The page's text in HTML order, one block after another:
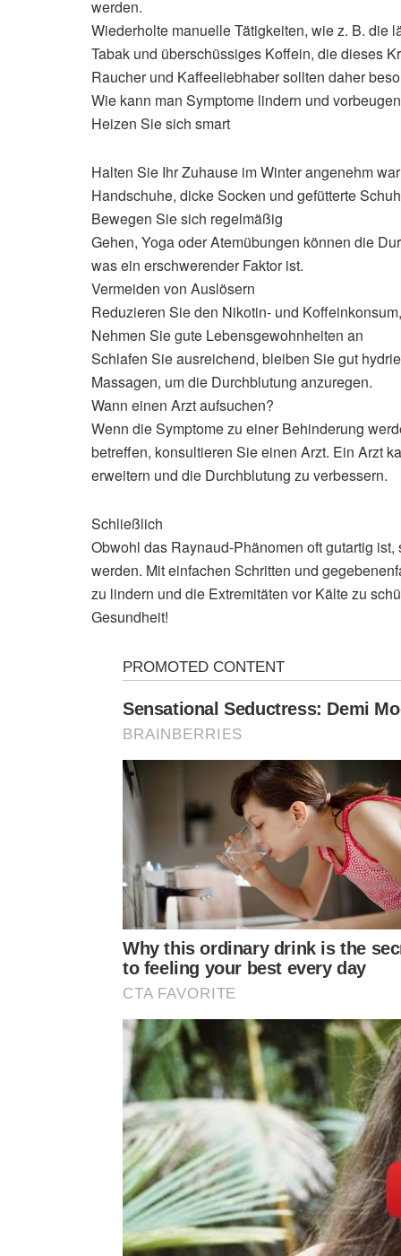
werden.
Wiederholte manuelle Tätigkeiten, wie z. B. die
Tabak und überschüssiges Koffein, die dieses
Raucher und Kaffeeliebhaber sollten daher
Wie kann man Symptome lindern und
Heizen Sie sich smart
Halten Sie Ihr Zuhause im Winter angenehm
Handschuhe, dicke Socken und gefütterte
Bewegen Sie sich regelmäßig
Gehen, Yoga oder Atemübungen können die
was ein erschwerender Faktor ist.
Vermeiden von Auslösern
Reduzieren Sie den Nikotin- und
Nehmen Sie gute Lebensgewohnheiten an
Schlafen Sie ausreichend, bleiben Sie gut
Massagen, um die Durchblutung anzuregen.
Wann einen Arzt aufsuchen?
Wenn die Symptome zu einer Behinderung
betreffen, konsultieren Sie einen Arzt. Ein Arzt
erweitern und die Durchblutung zu verbessern.
Schließlich
Obwohl das Raynaud-Phänomen oft gutartig
werden. Mit einfachen Schritten und
zu lindern und die Extremitäten vor Kälte zu
Gesundheit!